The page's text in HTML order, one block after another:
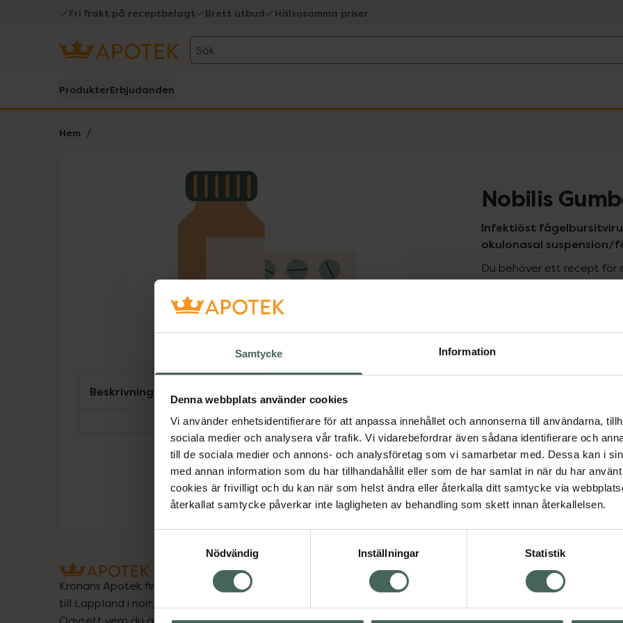
Samtycke Information
Denna webbplats använder cookies
Vi använder enhetsidentifierare för att anpassa innehållet och annonserna till användarna,
sociala medier och analysera vår trafik. Vi vidarebefordrar även sådana identifierare och
till de sociala medier och annons- och analysföretag som vi samarbetar med. Dessa kan i
med annan information som du har tillhandahållit eller som de har samlat in när du har
cookies är frivilligt och du kan när som helst ändra eller återkalla ditt samtycke via
återkallat samtycke påverkar inte lagligheten av behandling som skett innan återkallelsen.
Nödvändig
Inställningar Statistik
Fri frakt på receptbelagt Brett utbud Hälsosamma priser
Sök
ProdukterErbjudanden
Hem
Lista: . Innehåller 1 objekt. Nobilis
Infektiöst
okulonasal suspension/
Du behöver ett recept för
Aktuella erbjudanden
Beskrivning
Kronans Apotek finns här för dig. Du hittar oss från Skåne i syd
till Lappland i norr, och online i mobilen och på datorn.
Oavsett vem du är så är det vårt uppdrag att hjälpa just dig